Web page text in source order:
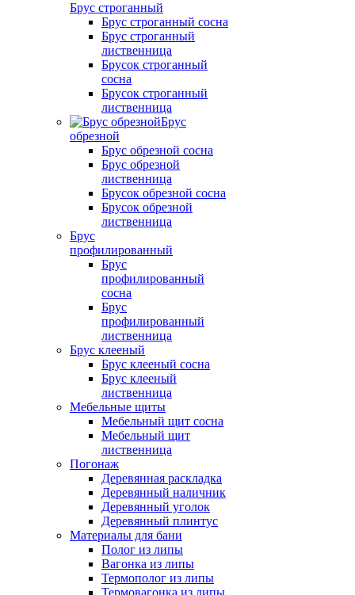
Брус строганный
Брус строганный сосна
Брус строганный
лиственница
Брусок строганный
сосна
Брусок строганный
лиственница
Брус
обрезной
Брус обрезной сосна
Брус обрезной
лиственница
Брусок обрезной сосна
Брусок обрезной
лиственница
Брус
профилированный
Брус
профилированный
сосна
Брус
профилированный
лиственница
Брус клееный
Брус клееный сосна
Брус клееный
лиственница
Мебельные щиты
Мебельный щит сосна
Мебельный щит
лиственница
Погонаж
Деревянная раскладка
Деревянный наличник
Деревянный уголок
Деревянный плинтус
Материалы для бани
Полог из липы
Вагонка из липы
Термополог из липы
Термовагонка из липы